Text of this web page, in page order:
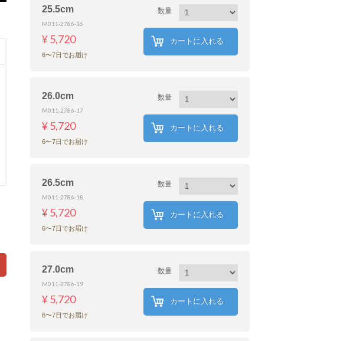
数量
カートに入れる
25.5cm
M011-2786-16
¥ 5,720
6〜7日でお届け
数量
カートに入れる
26.0cm
M011-2786-17
¥ 5,720
6〜7日でお届け
数量
カートに入れる
26.5cm
M011-2786-18
¥ 5,720
6〜7日でお届け
数量
カートに入れる
27.0cm
M011-2786-19
¥ 5,720
6〜7日でお届け